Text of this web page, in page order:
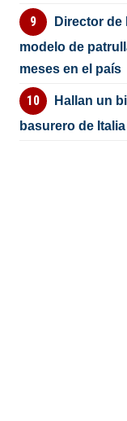
Director
modelo de
meses en el país
Hallan un
basurero de Italia